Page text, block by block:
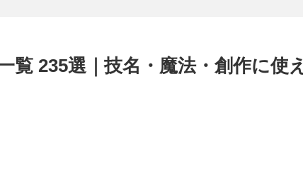
覧 235選｜技名・魔法・創作に使え